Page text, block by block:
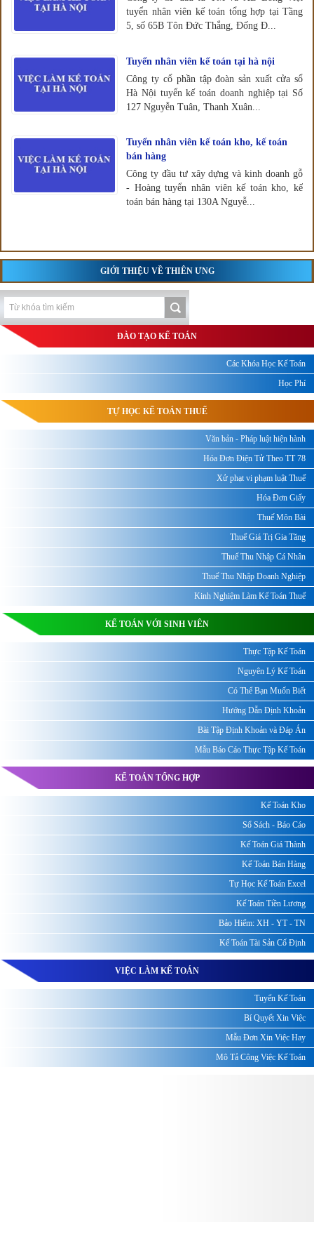
tuyển nhân viên kế toán tổng hợp tại Tầng
5, số 65B Tôn Đức Thắng, Đống Đ...
Tuyển nhân viên kế toán tại hà nội
Công ty cổ phần tập đoàn sản xuất cửa sổ
Hà Nội tuyển kế toán doanh nghiệp tại Số
127 Nguyễn Tuân, Thanh Xuân...
Tuyển nhân viên kế toán kho, kế toán
bán hàng
Công ty đầu tư xây dựng và kinh doanh gỗ
- Hoàng tuyển nhân viên kế toán kho, kế
toán bán hàng tại 130A Nguyễ...
GIỚI THIỆU VỀ THIÊN ƯNG
ĐÀO TẠO KẾ TOÁN
Các Khóa Học Kế Toán
Học Phí
TỰ HỌC KẾ TOÁN THUẾ
Văn bản - Pháp luật hiện hành
Hóa Đơn Điện Tử Theo TT 78
Xử phạt vi phạm luật Thuế
Hóa Đơn Giấy
Thuế Môn Bài
Thuế Giá Trị Gia Tăng
Thuế Thu Nhập Cá Nhân
Thuế Thu Nhập Doanh Nghiệp
Kinh Nghiệm Làm Kế Toán Thuế
KẾ TOÁN VỚI SINH VIÊN
Thực Tập Kế Toán
Nguyên Lý Kế Toán
Có Thể Bạn Muốn Biết
Hướng Dẫn Định Khoản
Bài Tập Định Khoản và Đáp Án
Mẫu Báo Cáo Thực Tập Kế Toán
KẾ TOÁN TỔNG HỢP
Kế Toán Kho
Sổ Sách - Báo Cáo
Kế Toán Giá Thành
Kế Toán Bán Hàng
Tự Học Kế Toán Excel
Kế Toán Tiền Lương
Bảo Hiểm: XH - YT - TN
Kế Toán Tài Sản Cố Định
VIỆC LÀM KẾ TOÁN
Tuyển Kế Toán
Bí Quyết Xin Việc
Mẫu Đơn Xin Việc Hay
Mô Tả Công Việc Kế Toán